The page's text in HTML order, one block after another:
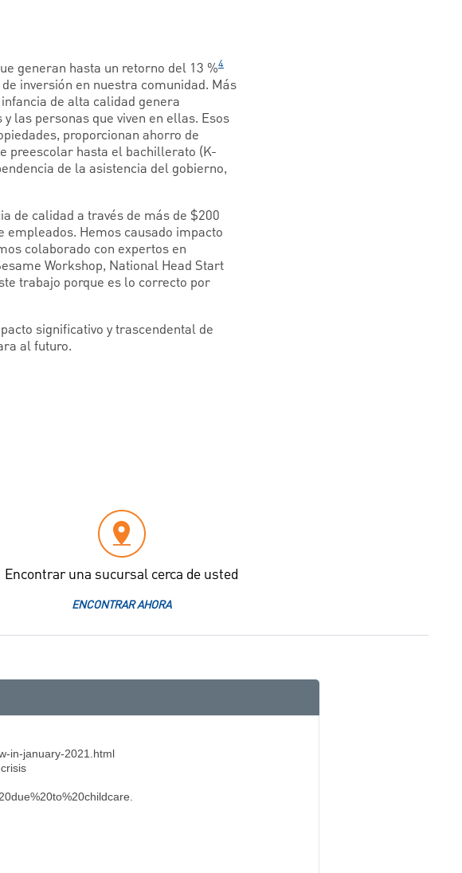
generan hasta un retorno del 13 %4
inversión en nuestra comunidad. Más
de alta calidad genera
las personas que viven en ellas. Esos
proporcionan ahorro de
preescolar hasta el bachillerato (K-
de la asistencia del gobierno,
de calidad a través de más de $200
Hemos causado impacto
colaborado con expertos en
Workshop, National Head Start
trabajo porque es lo correcto por
significativo y trascendental de
al futuro.
Encontrar una sucursal cerca de usted
ENCONTRAR AHORA
in-january-2021.html